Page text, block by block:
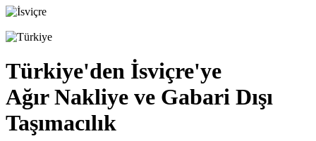
Türkiye'den İsviçre'ye
Ağır Nakliye ve Gabari Dışı
Taşımacılık